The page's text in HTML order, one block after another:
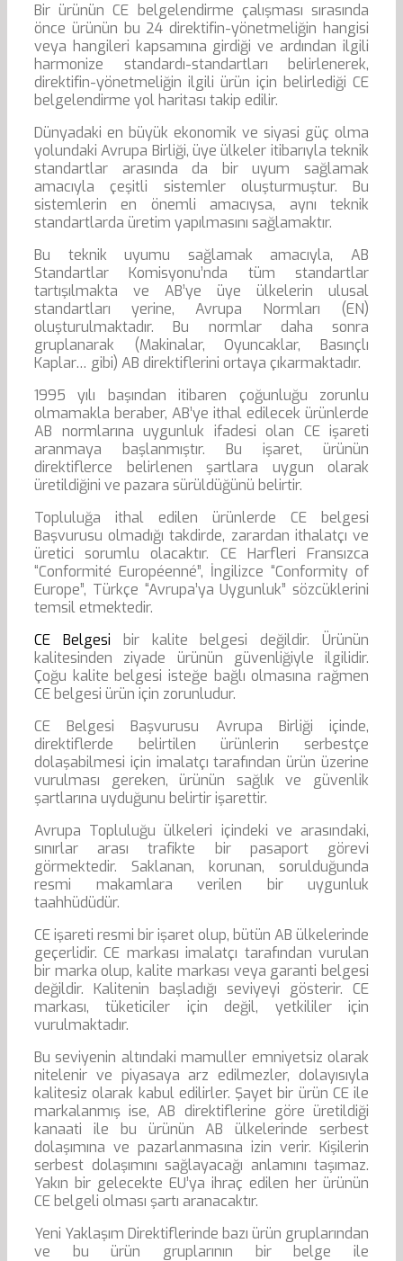
Bir ürünün CE belgelendirme çalışması sırasında
önce ürünün bu 24 direktifin-yönetmeliğin hangisi
veya hangileri kapsamına girdiği ve ardından ilgili
harmonize standardı-standartları belirlenerek,
direktifin-yönetmeliğin ilgili ürün için belirlediği CE
belgelendirme yol haritası takip edilir.
Dünyadaki en büyük ekonomik ve siyasi güç olma
yolundaki Avrupa Birliği, üye ülkeler itibarıyla teknik
standartlar arasında da bir uyum sağlamak
amacıyla çeşitli sistemler oluşturmuştur. Bu
sistemlerin en önemli amacıysa, aynı teknik
standartlarda üretim yapılmasını sağlamaktır.
Bu teknik uyumu sağlamak amacıyla, AB
Standartlar Komisyonu’nda tüm standartlar
tartışılmakta ve AB’ye üye ülkelerin ulusal
standartları yerine, Avrupa Normları (EN)
oluşturulmaktadır. Bu normlar daha sonra
gruplanarak (Makinalar, Oyuncaklar, Basınçlı
Kaplar… gibi) AB direktiflerini ortaya çıkarmaktadır.
1995 yılı başından itibaren çoğunluğu zorunlu
olmamakla beraber, AB’ye ithal edilecek ürünlerde
AB normlarına uygunluk ifadesi olan CE işareti
aranmaya başlanmıştır. Bu işaret, ürünün
direktiflerce belirlenen şartlara uygun olarak
üretildiğini ve pazara sürüldüğünü belirtir.
Topluluğa ithal edilen ürünlerde CE belgesi
Başvurusu olmadığı takdirde, zarardan ithalatçı ve
üretici sorumlu olacaktır. CE Harfleri Fransızca
“Conformité Européenné”, İngilizce “Conformity of
Europe”, Türkçe “Avrupa’ya Uygunluk” sözcüklerini
temsil etmektedir.
CE Belgesi bir kalite belgesi değildir. Ürünün
kalitesinden ziyade ürünün güvenliğiyle ilgilidir.
Çoğu kalite belgesi isteğe bağlı olmasına rağmen
CE belgesi ürün için zorunludur.
CE Belgesi Başvurusu Avrupa Birliği içinde,
direktiflerde belirtilen ürünlerin serbestçe
dolaşabilmesi için imalatçı tarafından ürün üzerine
vurulması gereken, ürünün sağlık ve güvenlik
şartlarına uyduğunu belirtir işarettir.
Avrupa Topluluğu ülkeleri içindeki ve arasındaki,
sınırlar arası trafikte bir pasaport görevi
görmektedir. Saklanan, korunan, sorulduğunda
resmi makamlara verilen bir uygunluk
taahhüdüdür.
CE işareti resmi bir işaret olup, bütün AB ülkelerinde
geçerlidir. CE markası imalatçı tarafından vurulan
bir marka olup, kalite markası veya garanti belgesi
değildir. Kalitenin başladığı seviyeyi gösterir. CE
markası, tüketiciler için değil, yetkililer için
vurulmaktadır.
Bu seviyenin altındaki mamuller emniyetsiz olarak
nitelenir ve piyasaya arz edilmezler, dolayısıyla
kalitesiz olarak kabul edilirler. Şayet bir ürün CE ile
markalanmış ise, AB direktiflerine göre üretildiği
kanaati ile bu ürünün AB ülkelerinde serbest
dolaşımına ve pazarlanmasına izin verir. Kişilerin
serbest dolaşımını sağlayacağı anlamını taşımaz.
Yakın bir gelecekte EU’ya ihraç edilen her ürünün
CE belgeli olması şartı aranacaktır.
Yeni Yaklaşım Direktiflerinde bazı ürün gruplarından
ve bu ürün gruplarının bir belge ile